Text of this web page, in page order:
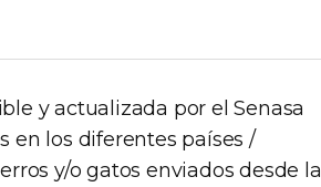
y actualizada por el Senasa
en los diferentes países /
y/o gatos enviados desde la